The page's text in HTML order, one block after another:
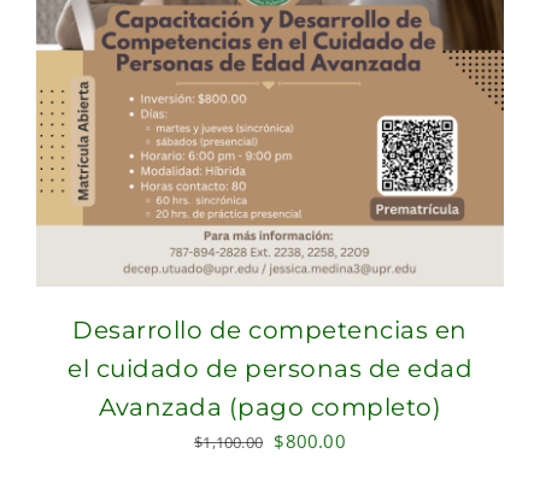
Desarrollo de competencias en
el cuidado de personas de edad
Avanzada (pago completo)
$1,100.00 Original
$800.00Current